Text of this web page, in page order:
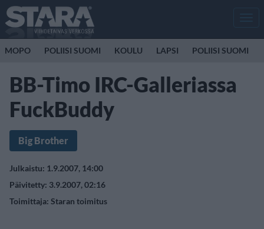
MOPO POLIISI SUOMI KOULU LAPSI POLIISI SUOMI
BB-Timo IRC-Galleriassa
FuckBuddy
Big Brother
Julkaistu: 1.9.2007, 14:00
Päivitetty: 3.9.2007, 02:16
Toimittaja: Staran toimitus